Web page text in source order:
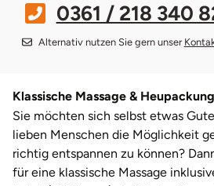
0361 / 218 340
Alternativ nutzen Sie gern unser
Klassische Massage & Heupackung
Sie möchten sich selbst etwas
lieben Menschen die Möglichkeit
richtig entspannen zu können?
für eine klassische Massage
Burghausen
Chemnitz
Cloppenburg
Coburg
Oberlausitz
Riesa
Ruhrgebiet
Strausberg (Berlin/Brandenburg)
Suhl
Weimar
Weißenfels
Witterda